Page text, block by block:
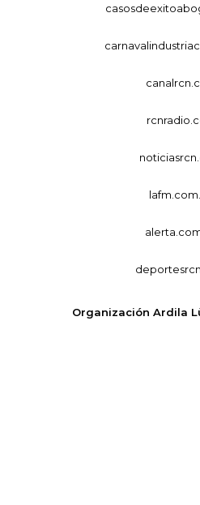
Organización Ardila